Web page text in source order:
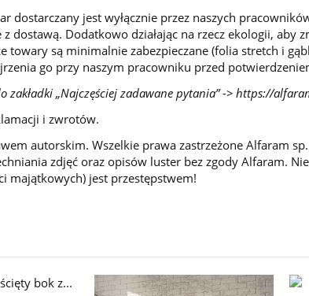
dostarczany jest wyłącznie przez naszych
Dodatkowo działając na rzecz ekologii, aby
towary są minimalnie zabezpieczane (folia stretch i
go przy naszym pracowniku przed
zakładki „Najczęściej zadawane pytania” -> https://
i zwrotów.
autorskim. Wszelkie prawa zastrzeżone Alfaram
zdjęć oraz opisów luster bez zgody Alfaram.
majątkowych) jest przestępstwem!